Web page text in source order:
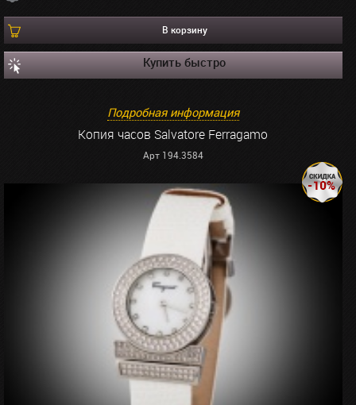
В корзину
Купить быстро
Подробная информация
Копия часов Salvatore Ferragamo
Арт 194.3584